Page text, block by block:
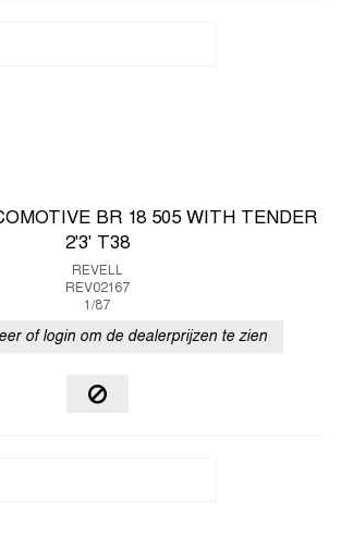
BR 18 505 WITH TENDER
2'3' T38
REVELL
REV02167
1/87
of login om de dealerprijzen te zien